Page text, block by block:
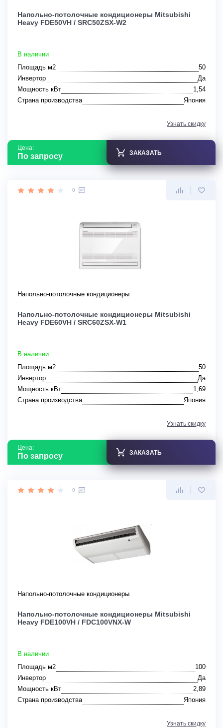
Напольно-потолочные кондиционеры Mitsubishi
Heavy FDE50VH / SRC50ZSX-W2
В наличии
Площадь м2
50
Инвертор
Да
Мощность кВт
1,54
Страна производства
Япония
Узнать скидку
Цена:
По запросу ЗАКАЗАТЬ
0
Напольно-потолочные кондиционеры
Напольно-потолочные кондиционеры Mitsubishi
Heavy FDE60VH / SRC60ZSX-W1
В наличии
Площадь м2
50
Инвертор
Да
Мощность кВт
1,69
Страна производства
Япония
Узнать скидку
Цена:
По запросу ЗАКАЗАТЬ
0
Напольно-потолочные кондиционеры
Напольно-потолочные кондиционеры Mitsubishi
Heavy FDE100VH / FDC100VNX-W
В наличии
Площадь м2
100
Инвертор
Да
Мощность кВт
2,89
Страна производства
Япония
Узнать скидку